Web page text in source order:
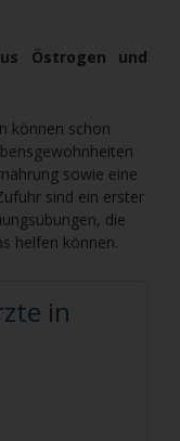
Östrogen und
können schon
sowie eine
sind ein erster
die
helfen können.
in